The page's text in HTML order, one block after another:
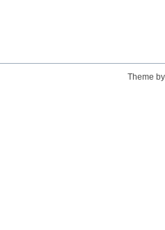
Theme by